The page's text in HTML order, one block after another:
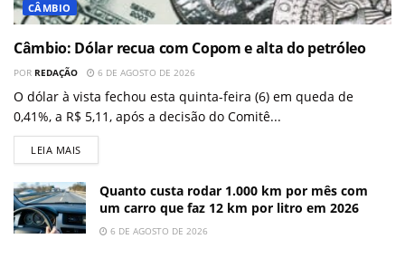
CÂMBIO
Câmbio: Dólar recua com Copom e alta do petróleo
POR REDAÇÃO 6 DE AGOSTO DE 2026
O dólar à vista fechou esta quinta-feira (6) em queda de
0,41%, a R$ 5,11, após a decisão do Comitê...
LEIA MAIS
Quanto custa rodar 1.000 km por mês com
um carro que faz 12 km por litro em 2026
6 DE AGOSTO DE 2026